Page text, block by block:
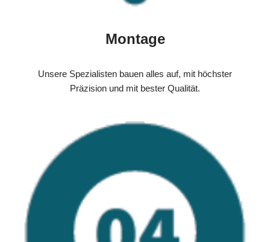
Montage
Unsere Spezialisten bauen alles auf, mit höchster
Präzision und mit bester Qualität.